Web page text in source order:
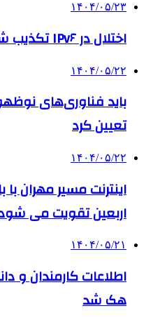
۱۴۰۴/۰۵/۲۳
اختلال در IPv۶ تکذیب شد
۱۴۰۴/۰۵/۲۲
باید فناوری‌های
تعیین کرد
۱۴۰۴/۰۵/۲۲
اینترنت مسیر مهران با
اربعین تقویت می
۱۴۰۴/۰۵/۲۱
اطلاعات کارمندان و
هک شد